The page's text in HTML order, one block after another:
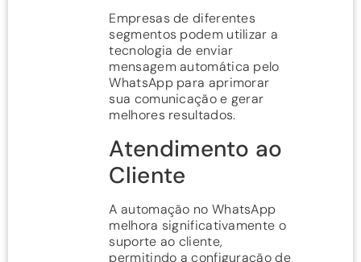
Empresas de diferentes
segmentos podem utilizar a
tecnologia de enviar
mensagem automática pelo
WhatsApp para aprimorar
sua comunicação e gerar
melhores resultados.
Atendimento ao
Cliente
A automação no WhatsApp
melhora significativamente o
suporte ao cliente,
permitindo a configuração de